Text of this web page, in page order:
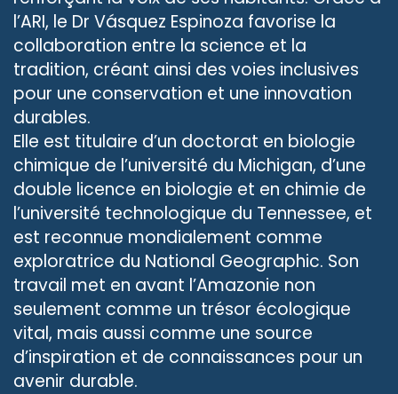
l’ARI, le Dr Vásquez Espinoza favorise la
collaboration entre la science et la
tradition, créant ainsi des voies inclusives
pour une conservation et une innovation
durables.
Elle est titulaire d’un doctorat en biologie
chimique de l’université du Michigan, d’une
double licence en biologie et en chimie de
l’université technologique du Tennessee, et
est reconnue mondialement comme
exploratrice du National Geographic. Son
travail met en avant l’Amazonie non
seulement comme un trésor écologique
vital, mais aussi comme une source
d’inspiration et de connaissances pour un
avenir durable.